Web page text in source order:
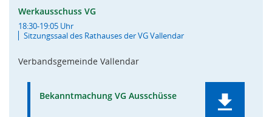
Werkausschuss VG
18:30-19:05 Uhr
Sitzungssaal des Rathauses der VG Vallendar
Verbandsgemeinde Vallendar
Bekanntmachung VG Ausschüsse